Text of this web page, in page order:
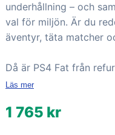
underhållning – och
val för miljön. Är du
äventyr, täta matcher
Då är PS4 Fat från
Läs mer
1 765 kr